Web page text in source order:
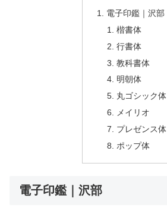
電子印鑑｜沢部
楷書体
行書体
教科書体
明朝体
丸ゴシック体
メイリオ
プレゼンス体
ポップ体
電子印鑑｜沢部